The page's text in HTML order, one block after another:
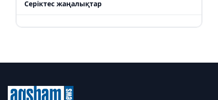
Серіктес жаңалықтар